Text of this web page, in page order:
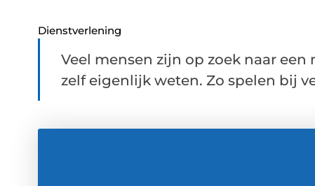
Dienstverlening
Veel mensen zijn op zoek naar
zelf eigenlijk weten. Zo spelen bij